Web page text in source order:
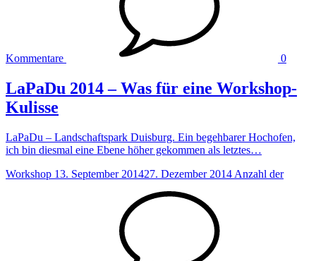
Kommentare 0
LaPaDu 2014 – Was für eine Workshop-
Kulisse
LaPaDu – Landschaftspark Duisburg. Ein begehbarer Hochofen,
ich bin diesmal eine Ebene höher gekommen als letztes…
Workshop 13. September 201427. Dezember 2014 Anzahl der